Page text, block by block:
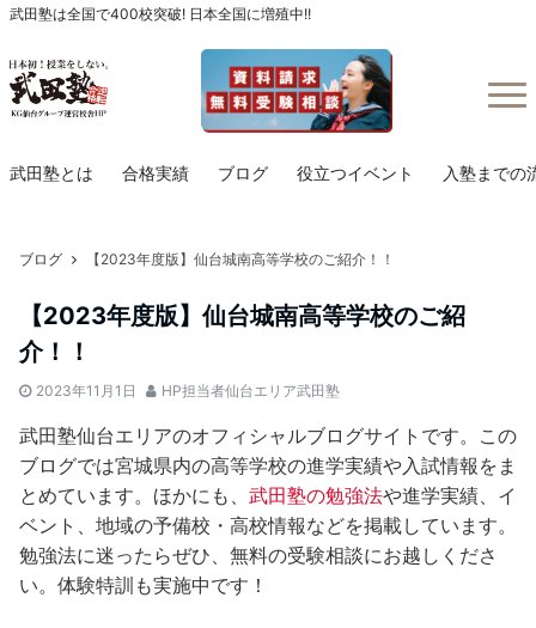
武田塾は全国で400校突破! 日本全国に増殖中!!
武田塾とは 合格実績 ブログ 役立つイベント 入塾までの
ブログ 【2023年度版】仙台城南高等学校のご紹介！！
【2023年度版】仙台城南高等学校のご紹
介！！
2023年11月1日 HP担当者仙台エリア武田塾
武田塾仙台エリアのオフィシャルブログサイトです。この
ブログでは宮城県内の高等学校の進学実績や入試情報をま
とめています。ほかにも、 武田塾の勉強法や進学実績、イ
ベント、地域の予備校・高校情報などを掲載しています。
勉強法に迷ったらぜひ、無料の受験相談にお越しくださ
い。体験特訓も実施中です！